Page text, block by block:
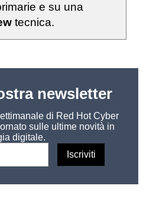
e su una
tecnica.
newsletter
di Red Hot Cyber
sulle ultime novità in
digitale.